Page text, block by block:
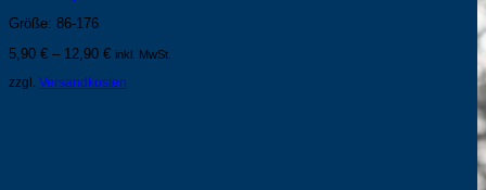
Größe: 86-176
5,90 € – 12,90 € inkl. MwSt.
zzgl. Versandkosten